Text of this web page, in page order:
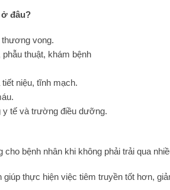
đâu?
vong.
thuật, khám bệnh
niệu, tĩnh mạch.
y tế và trường điều dưỡng.
bệnh nhân khi không phải trải qua
thực hiện việc tiêm truyền tốt hơn,